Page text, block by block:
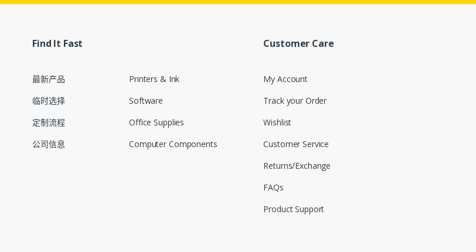
Find It Fast
最新产品
临时选择
定制流程
公司信息
Printers & Ink
Software
Office Supplies
Computer Components
Customer Care
My Account
Track your Order
Wishlist
Customer Service
Returns/Exchange
FAQs
Product Support